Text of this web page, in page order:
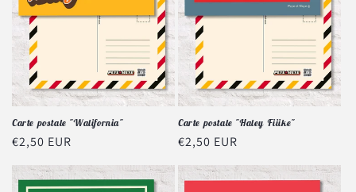
Carte postale "Walifornia"
Prix
habituel
€2,50 EUR
Carte postale "Haley Fiiike"
Prix
habituel
€2,50 EUR